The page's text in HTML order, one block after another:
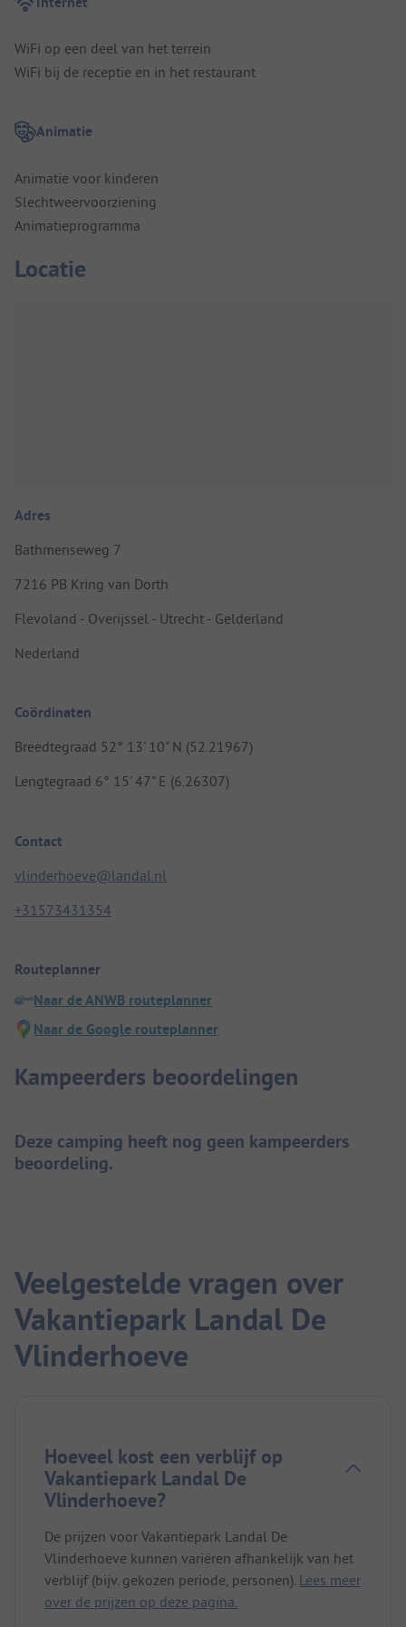
WiFi op een deel van het terrein
WiFi bij de receptie en in het restaurant
Animatie
Animatie voor kinderen
Slechtweervoorziening
Animatieprogramma
Locatie
Adres
Bathmenseweg 7
7216 PB Kring van Dorth
Flevoland - Overijssel - Utrecht - Gelderland
Nederland
Coördinaten
Breedtegraad 52° 13' 10" N (52.21967)
Lengtegraad 6° 15' 47" E (6.26307)
Contact
vlinderhoeve@landal.nl
+31573431354
Routeplanner
Naar de ANWB routeplanner
Naar de Google routeplanner
Kampeerders beoordelingen
Deze camping heeft nog geen kampeerders
beoordeling.
Veelgestelde vragen over
Vakantiepark Landal De
Vlinderhoeve
Hoeveel kost een verblijf op
Vakantiepark Landal De
Vlinderhoeve?
De prijzen voor Vakantiepark Landal De
Vlinderhoeve kunnen variëren afhankelijk van het
verblijf (bijv. gekozen periode, personen). Lees meer
over de prijzen op deze pagina.